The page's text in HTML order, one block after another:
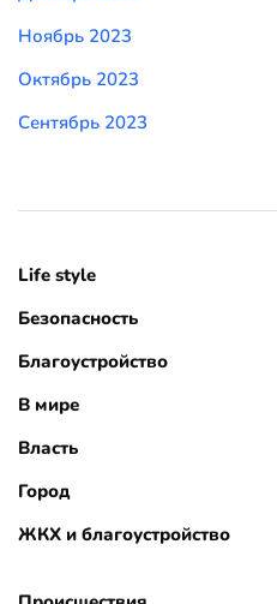
Ноябрь 2023
Октябрь 2023
Сентябрь 2023
Life style
Безопасность
Благоустройство
В мире
Власть
Город
ЖКХ и благоустройство